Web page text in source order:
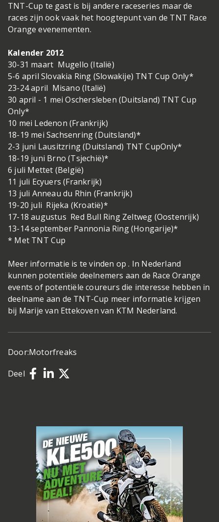
TNT-Cup te gast is bij andere raceseries maar de
races zijn ook vaak het hoogtepunt van de TNT Race
Orange evenementen.
Kalender 2012
30-31 maart Mugello (Italië)
5-6 april Slovakia Ring (Slowakije) TNT Cup Only*
23-24 april Misano (Italië)
30 april - 1 mei Oschersleben (Duitsland) TNT Cup
Only*
10 mei Ledenon (Frankrijk)
18-19 mei Sachsenring (Duitsland)*
2-3 juni Lausitzring (Duitsland) TNT CupOnly*
18-19 juni Brno (Tsjechië)*
6 juli Mettet (België)
11 juli Ecyuers (Frankrijk)
13 juli Anneau du Rhin (Frankrijk)
19-20 juli Rijeka (Kroatië)*
17-18 augustus Red Bull Ring Zeltweg (Oostenrijk)
13-14 september Pannonia Ring (Hongarije)*
* Met TNT Cup
Meer informatie is te vinden op . In Nederland
kunnen potentiële deelnemers aan de Race Orange
events of potentiële coureurs die interesse hebben in
deelname aan de TNT-Cup meer informatie krijgen
bij Marije van Ettekoven van KTM Nederland.
Door:Motorfreaks
Deel